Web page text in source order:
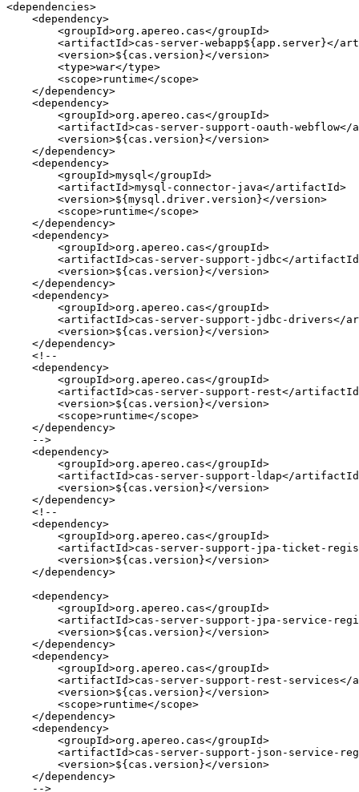
<dependencies>
    <dependency>
        <groupId>org.apereo.cas</groupId>
<artifactId>cas-server-webapp${app.server}</
        <version>${cas.version}</version>
        <type>war</type>
        <scope>runtime</scope>
    </dependency>
    <dependency>
        <groupId>org.apereo.cas</groupId>
<artifactId>cas-server-support-oauth-webflow</
        <version>${cas.version}</version>
    </dependency>
    <dependency>
        <groupId>mysql</groupId>
        <artifactId>mysql-connector-java</artifactId>
        <version>${mysql.driver.version}</version>
        <scope>runtime</scope>
    </dependency>
    <dependency>
        <groupId>org.apereo.cas</groupId>
<artifactId>cas-server-support-jdbc</
        <version>${cas.version}</version>
    </dependency>
    <dependency>
        <groupId>org.apereo.cas</groupId>
<artifactId>cas-server-support-jdbc-drivers</
        <version>${cas.version}</version>
    </dependency>
    <!--
    <dependency>
        <groupId>org.apereo.cas</groupId>
<artifactId>cas-server-support-rest</
        <version>${cas.version}</version>
        <scope>runtime</scope>
    </dependency>
    -->
    <dependency>
        <groupId>org.apereo.cas</groupId>
<artifactId>cas-server-support-ldap</
        <version>${cas.version}</version>
    </dependency>
    <!--
    <dependency>
        <groupId>org.apereo.cas</groupId>
<artifactId>cas-server-support-jpa-ticket-
        <version>${cas.version}</version>
    </dependency>
    <dependency>
        <groupId>org.apereo.cas</groupId>
<artifactId>cas-server-support-jpa-service-
        <version>${cas.version}</version>
    </dependency>
    <dependency>
        <groupId>org.apereo.cas</groupId>
<artifactId>cas-server-support-rest-services</
        <version>${cas.version}</version>
        <scope>runtime</scope>
    </dependency>
    <dependency>
        <groupId>org.apereo.cas</groupId>
<artifactId>cas-server-support-json-service-
        <version>${cas.version}</version>
    </dependency>
    -->